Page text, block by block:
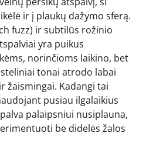
ir į plaukų dažymo sferą.
fuzz) ir subtilūs rožinio
yra puikus
norinčioms laikino, bet
tonai atrodo labai
žaismingai. Kadangi tai
pusiau ilgalaikius
palaipsniui nusiplauna,
be didelės žalos